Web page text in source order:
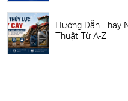
Hướng Dẫn Thay
Thuật Từ A-Z